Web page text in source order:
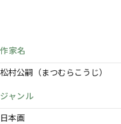
作家名
松村公嗣（まつむらこうじ）
ジャンル
日本画